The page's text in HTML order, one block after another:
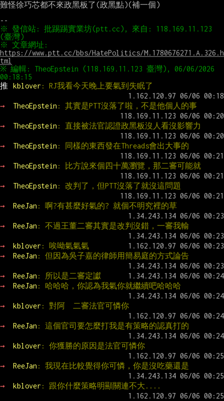
難怪徐巧芯都不來政黑板了(政黑點)(補一個)
※ 發信站: 批踢踢實業坊(ptt.cc), 來自: 118.169.11.123
https://www.ptt.cc/bbs/HatePolitics/M.1780676271.A.326.h
tml
※ 編輯: TheoEpstein (118.169.11.123 臺灣), 06/06/2026
推
kblover : RJ我看今天晚上要氣到失眠了
→ TheoEpstein : 其實是PTT沒落了啦，不是他個人的事
→ TheoEpstein : 直接被法官認證政黑板沒人看沒影響力
→ TheoEpstein : 同樣的東西發在Threads會出大事的
→ TheoEpstein : 比方說來個四十萬瀏覽，那二審可能就
→ TheoEpstein : 改判了，但PTT沒落了就沒這問題
→ ReeJan : 啊?有甚麼好氣的? 就個不明究裡的草
→ ReeJan : 不過王董二審其實是改判沒錯，一審我輸
→ kblover : 唉呦氣氣氣
→
ReeJan : 但因為吳子嘉的律師用簡易庭的方式論告
→ ReeJan : 所以是二審定讞
→
ReeJan : 哈哈哈，你認為我氣你就繼續吧哈哈哈
→ kblover : 對阿  二審法官可憐你
→ ReeJan : 這個官司要怎麼打我是有策略的認真打的
→ kblover : 你獲勝的原因是法官可憐你
→ ReeJan : 我現在比較覺得你可憐，你是沒吃藥還是
→ kblover : 跟你什麼策略明顯關連不大....